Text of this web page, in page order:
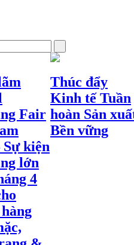
Fair
Sự kiện
lớn
4
Thúc đẩy
Kinh tế Tuần
hoàn Sản
Bền vững